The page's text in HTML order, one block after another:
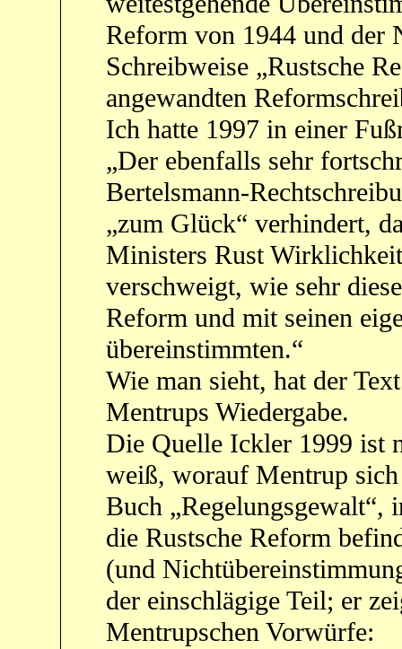
Reform von 1944 und der
Schreibweise „Rustsche
angewandten
Ich hatte 1997 in einer
„Der ebenfalls sehr
Bertelsmann-
„zum Glück“ verhindert,
Ministers Rust
verschweigt, wie sehr
Reform und mit seinen
übereinstimmten.“
Wie man sieht, hat der
Mentrups Wiedergabe.
Die Quelle Ickler 1999 ist
weiß, worauf Mentrup
Buch „Regelungsgewalt“,
die Rustsche Reform
(und
der einschlägige Teil; er
Mentrupschen Vorwürfe: